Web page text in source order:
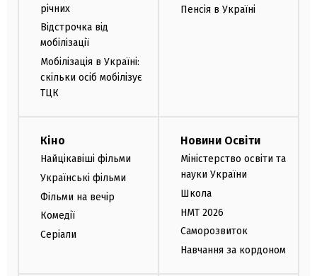
річних
Відстрочка від
мобілізації
Мобілізація в Україні:
скільки осіб мобілізує
ТЦК
Пенсія в Україні
Кіно
Найцікавіші фільми
Українські фільми
Фільми на вечір
Комедії
Серіали
Новини Освіти
Міністерство освіти та
науки України
Школа
НМТ 2026
Саморозвиток
Навчання за кордоном